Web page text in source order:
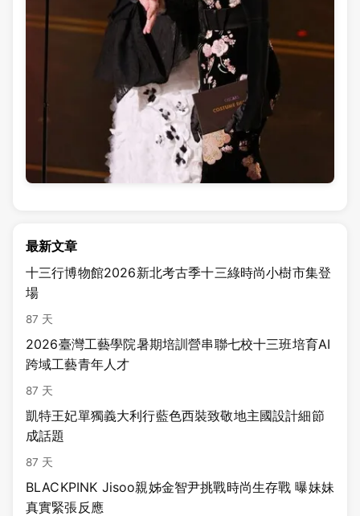
最新文章
十三行博物館2026新北考古季十三綠時尚小樹市集登
場
87 天
2026臺灣工藝學院暑期培訓營串聯七校十三班培育AI
跨域工藝青年人才
87 天
凱特王妃單獨義大利行藍色西裝致敬地主國設計細節
成話題
87 天
BLACKPINK Jisoo親姊金智尹挑戰時尚生存戰 曝妹妹
真實緊張反應